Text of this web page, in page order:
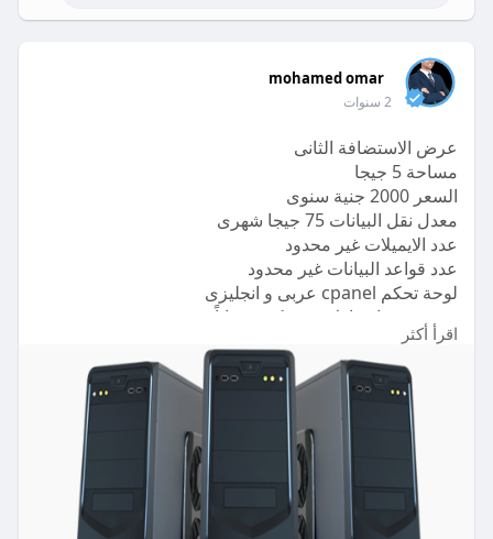
mohamed omar
2 سنوات
عرض الاستضافة الثانى
مساحة 5 جيجا
السعر 2000 جنية سنوى
معدل نقل البيانات 75 جيجا شهرى
عدد الايميلات غير محدود
عدد قواعد البيانات غير محدود
لوحة تحكم cpanel عربى و انجليزى
دومين من اختيارك دوت كوم مجاناً
شهادة ssl مجانية
أحدث انظمة الحماية العالمية
باك اب أسبوعى داخلى وشهرى خارجى
مكان السيرفر المانيا
استلام موقعك خلال 24 ساعة من الدفع
https://netmasr.com/product/%d....8%a7%d9%84%
d8%a7%d8%
اقرأ أكثر